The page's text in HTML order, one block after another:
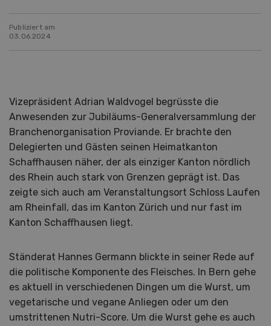
Publiziert am
03.06.2024
Vizepräsident Adrian Waldvogel begrüsste die
Anwesenden zur Jubiläums-Generalversammlung der
Branchenorganisation Proviande. Er brachte den
Delegierten und Gästen seinen Heimatkanton
Schaffhausen näher, der als einziger Kanton nördlich
des Rhein auch stark von Grenzen geprägt ist. Das
zeigte sich auch am Veranstaltungsort Schloss Laufen
am Rheinfall, das im Kanton Zürich und nur fast im
Kanton Schaffhausen liegt.
Ständerat Hannes Germann blickte in seiner Rede auf
die politische Komponente des Fleisches. In Bern gehe
es aktuell in verschiedenen Dingen um die Wurst, um
vegetarische und vegane Anliegen oder um den
umstrittenen Nutri-Score. Um die Wurst gehe es auch